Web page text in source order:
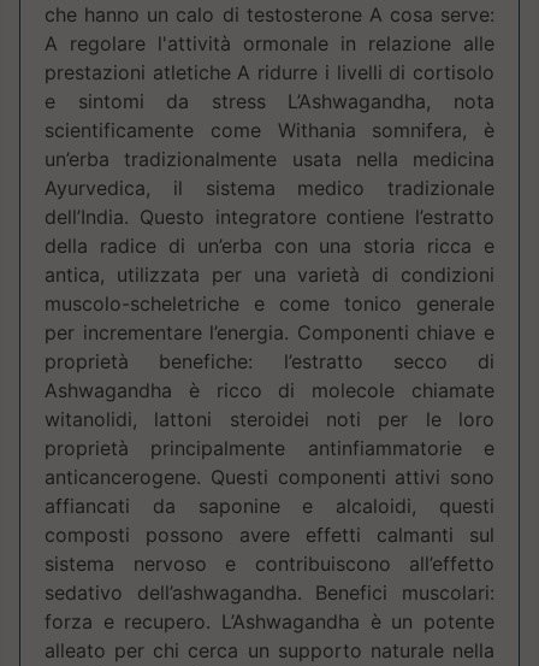
che hanno un calo di testosterone A cosa serve:
A regolare l'attività ormonale in relazione alle
prestazioni atletiche A ridurre i livelli di cortisolo
e sintomi da stress L’Ashwagandha, nota
scientificamente come Withania somnifera, è
un’erba tradizionalmente usata nella medicina
Ayurvedica, il sistema medico tradizionale
dell’India. Questo integratore contiene l’estratto
della radice di un’erba con una storia ricca e
antica, utilizzata per una varietà di condizioni
muscolo-scheletriche e come tonico generale
per incrementare l’energia. Componenti chiave e
proprietà benefiche: l’estratto secco di
Ashwagandha è ricco di molecole chiamate
witanolidi, lattoni steroidei noti per le loro
proprietà principalmente antinfiammatorie e
anticancerogene. Questi componenti attivi sono
affiancati da saponine e alcaloidi, questi
composti possono avere effetti calmanti sul
sistema nervoso e contribuiscono all’effetto
sedativo dell’ashwagandha. Benefici muscolari:
forza e recupero. L’Ashwagandha è un potente
alleato per chi cerca un supporto naturale nella